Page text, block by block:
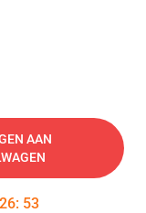
AAN
26: 53